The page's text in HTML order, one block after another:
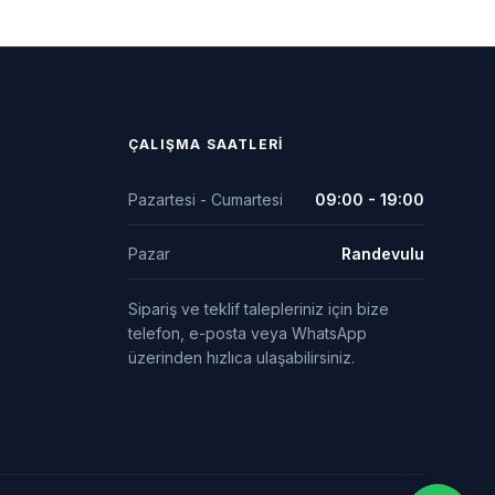
ÇALIŞMA SAATLERI
Pazartesi - Cumartesi 09:00 - 19:00
Pazar Randevulu
Sipariş ve teklif talepleriniz için bize
telefon, e-posta veya WhatsApp
üzerinden hızlıca ulaşabilirsiniz.